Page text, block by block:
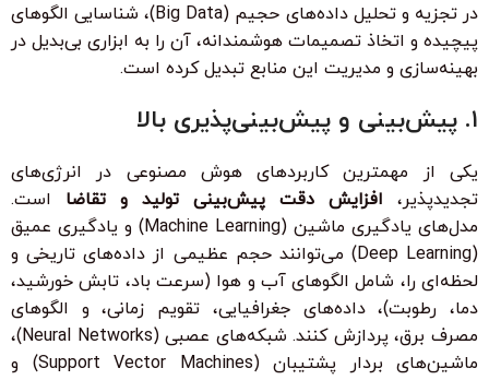
در تجزیه و تحلیل داده‌های حجیم (Big Data)، شناسایی الگوهای
پیچیده و اتخاذ تصمیمات هوشمندانه، آن را به ابزاری بی‌بدیل در
بهینه‌سازی و مدیریت این منابع تبدیل کرده است.
۱. پیش‌بینی و پیش‌بینی‌پذیری بالا
یکی از مهمترین کاربردهای هوش مصنوعی در انرژی‌های
تجدیدپذیر، افزایش دقت پیش‌بینی تولید و تقاضا است.
مدل‌های یادگیری ماشین (Machine Learning) و یادگیری عمیق
(Deep Learning) می‌توانند حجم عظیمی از داده‌های تاریخی و
لحظه‌ای را، شامل الگوهای آب و هوا (سرعت باد، تابش خورشید،
دما، رطوبت)، داده‌های جغرافیایی، تقویم زمانی، و الگوهای
مصرف برق، پردازش کنند. شبکه‌های عصبی (Neural Networks)،
ماشین‌های بردار پشتیبان (Support Vector Machines) و